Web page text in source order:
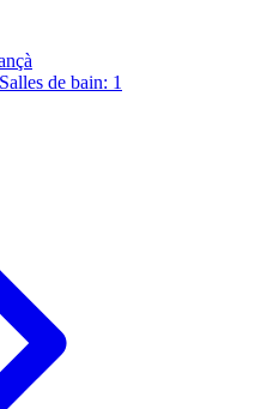
de bain: 1